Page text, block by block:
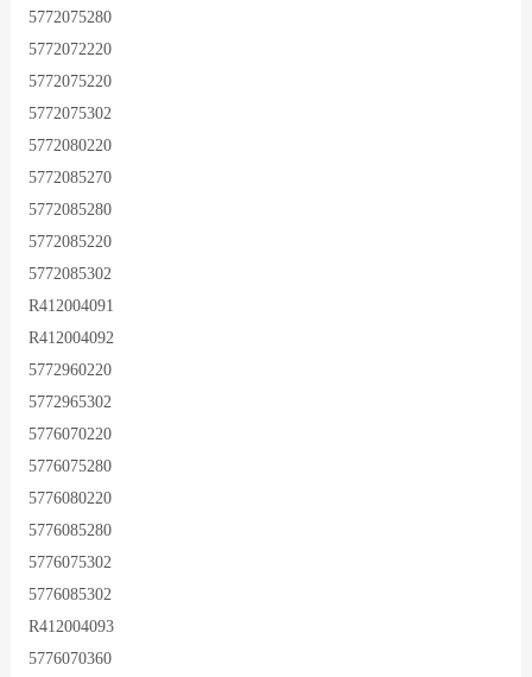
5772075280
5772072220
5772075220
5772075302
5772080220
5772085270
5772085280
5772085220
5772085302
R412004091
R412004092
5772960220
5772965302
5776070220
5776075280
5776080220
5776085280
5776075302
5776085302
R412004093
5776070360